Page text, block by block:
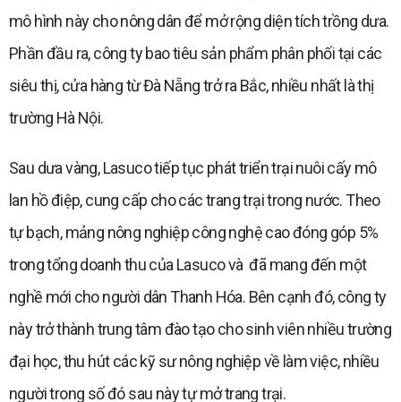
mô hình này cho nông dân để mở rộng diện tích trồng dưa.
Phần đầu ra, công ty bao tiêu sản phẩm phân phối tại các
siêu thị, cửa hàng từ Đà Nẵng trở ra Bắc, nhiều nhất là thị
trường Hà Nội.
Sau dưa vàng, Lasuco tiếp tục phát triển trại nuôi cấy mô
lan hồ điệp, cung cấp cho các trang trại trong nước. Theo
tự bạch, mảng nông nghiệp công nghệ cao đóng góp 5%
trong tổng doanh thu của Lasuco và đã mang đến một
nghề mới cho người dân Thanh Hóa. Bên cạnh đó, công ty
này trở thành trung tâm đào tạo cho sinh viên nhiều trường
đại học, thu hút các kỹ sư nông nghiệp về làm việc, nhiều
người trong số đó sau này tự mở trang trại.